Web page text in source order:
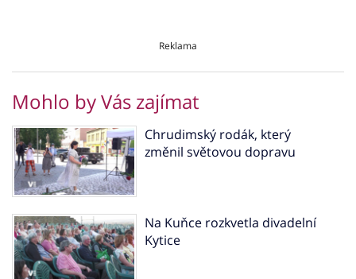
Reklama
Mohlo by Vás zajímat
Chrudimský rodák, který
změnil světovou dopravu
Na Kuňce rozkvetla divadelní
Kytice